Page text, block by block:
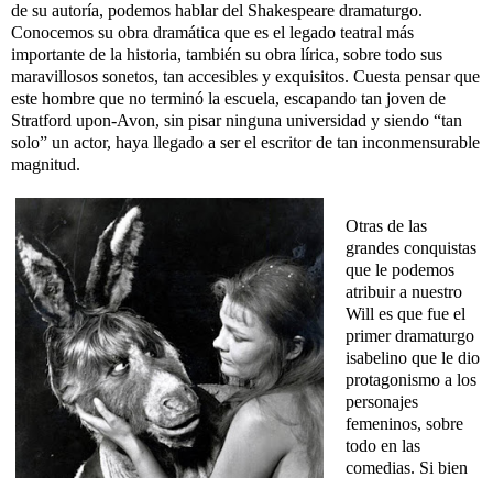
de su autoría, podemos hablar del Shakespeare dramaturgo.
Conocemos su obra dramática que es el legado teatral más
importante de la historia, también su obra lírica, sobre todo sus
maravillosos sonetos, tan accesibles y exquisitos. Cuesta pensar que
este hombre que no terminó la escuela, escapando tan joven de
Stratford upon-Avon, sin pisar ninguna universidad y siendo “tan
solo” un actor, haya llegado a ser el escritor de tan inconmensurable
magnitud.
Otras de las
grandes conquistas
que le podemos
atribuir a nuestro
Will es que fue el
primer dramaturgo
isabelino que le dio
protagonismo a los
personajes
femeninos, sobre
todo en las
comedias. Si bien